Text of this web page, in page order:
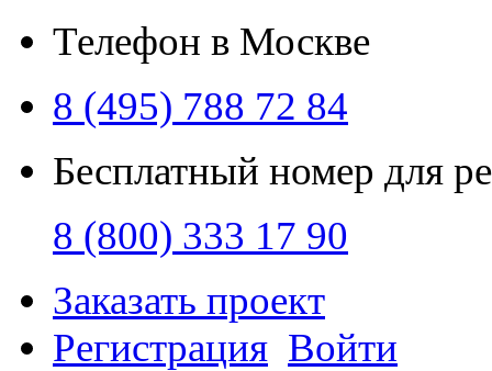
Телефон в Москве
8 (495) 788 72 84
Бесплатный номер для
8 (800) 333 17 90
Заказать проект
Регистрация Войти